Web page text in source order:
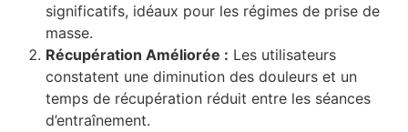
significatifs, idéaux pour les régimes de prise de
masse.
Récupération Améliorée : Les utilisateurs
constatent une diminution des douleurs et un
temps de récupération réduit entre les séances
d’entraînement.